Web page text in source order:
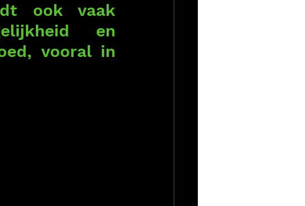
ook vaak
en
vooral in